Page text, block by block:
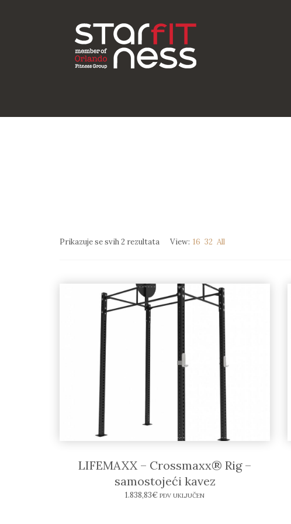
Prikazuje se svih 2 rezultata View: 16 32 All
LIFEMAXX – Crossmaxx® Rig –
samostojeći kavez
1.838,83€ PDV UKLJUČEN